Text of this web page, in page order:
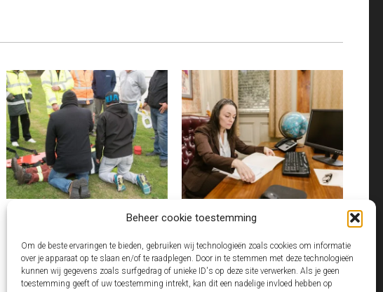
Beheer cookie toestemming
Om de beste ervaringen te bieden, gebruiken wij technologieën zoals cookies om informatie
over je apparaat op te slaan en/of te raadplegen. Door in te stemmen met deze technologieën
kunnen wij gegevens zoals surfgedrag of unieke ID's op deze site verwerken. Als je geen
toestemming geeft of uw toestemming intrekt, kan dit een nadelige invloed hebben op
BHV CURSUS REGELEN ALS
Een incident op de werkvloer komt nooit
gelegen. Juist dan wil je dat iemand
direct kan…
WAT GEBEURT ER ALS JE TOT
Als je als executeur in een testament staat,
komt er na het overlijden van de erflater…